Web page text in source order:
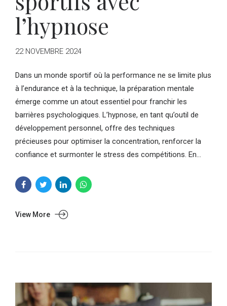
l’hypnose
22 NOVEMBRE 2024
Dans un monde sportif où la performance ne se limite plus
à l’endurance et à la technique, la préparation mentale
émerge comme un atout essentiel pour franchir les
barrières psychologiques. L’hypnose, en tant qu’outil de
développement personnel, offre des techniques
précieuses pour optimiser la concentration, renforcer la
confiance et surmonter le stress des compétitions. En...
View More